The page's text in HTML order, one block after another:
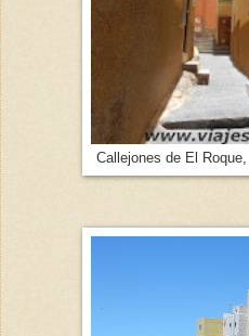
Callejones de El